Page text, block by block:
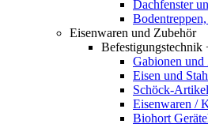
Dachfenster
Eisenwaren und Zubehör
Befestigungstechnik
Gabionen und
Eisen und
Schöck-Artikel
Eisenwaren /
Biohort